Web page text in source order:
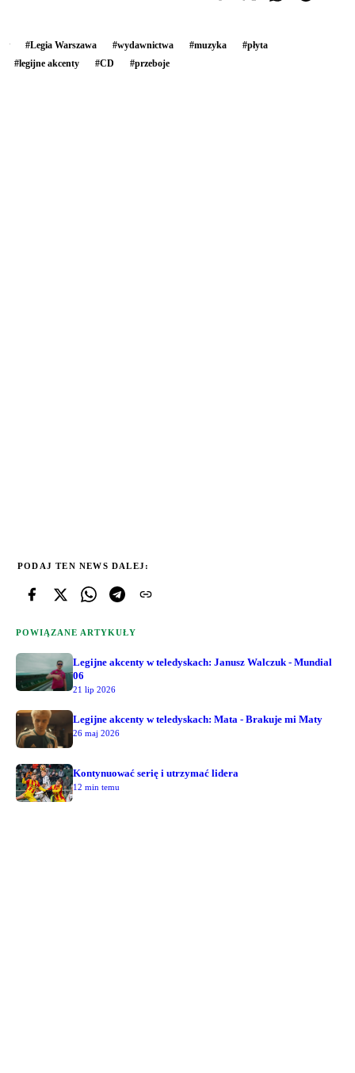
#Legia Warszawa #wydawnictwa #muzyka #płyta
#legijne akcenty #CD #przeboje
PODAJ TEN NEWS DALEJ:
POWIĄZANE ARTYKUŁY
Legijne akcenty w teledyskach: Janusz Walczuk - Mundial
06
21 lip 2026
Legijne akcenty w teledyskach: Mata - Brakuje mi Maty
26 maj 2026
Kontynuować serię i utrzymać lidera
12 min temu